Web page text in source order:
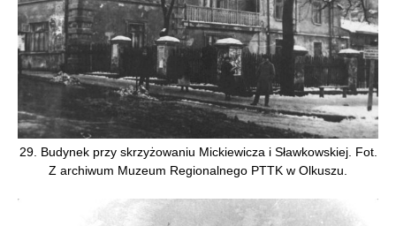
29. Budynek przy skrzyżowaniu Mickiewicza i Sławkowskiej. Fot.
Z archiwum Muzeum Regionalnego PTTK w Olkuszu.